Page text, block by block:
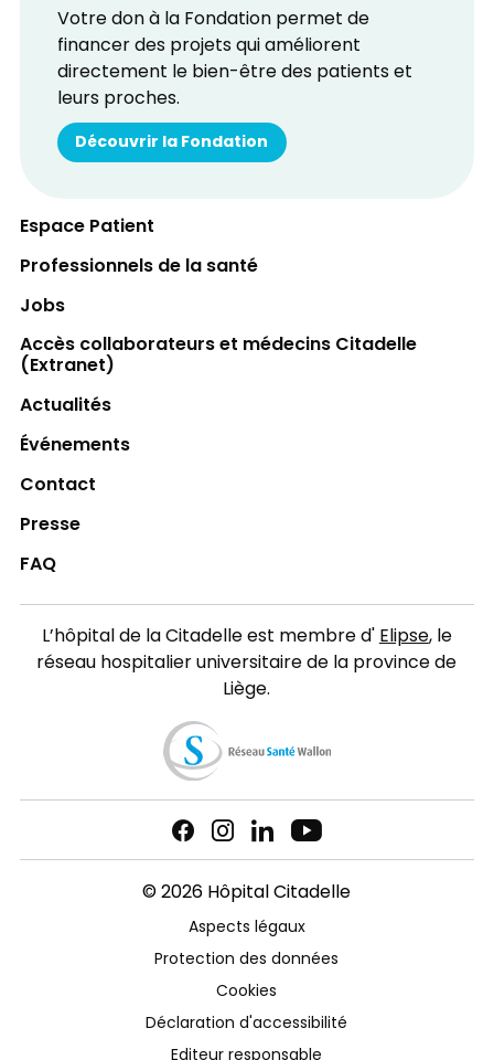
Votre don à la Fondation permet de
financer des projets qui améliorent
directement le bien-être des patients et
leurs proches.
Découvrir la Fondation
Espace Patient
Professionnels de la santé
Jobs
Accès collaborateurs et médecins Citadelle
(Extranet)
Actualités
Événements
Contact
Presse
FAQ
L’hôpital de la Citadelle est membre d'Elipse, le
réseau hospitalier universitaire de la province de
Liège.
© 2026 Hôpital Citadelle
Aspects légaux
Protection des données
Cookies
Déclaration d'accessibilité